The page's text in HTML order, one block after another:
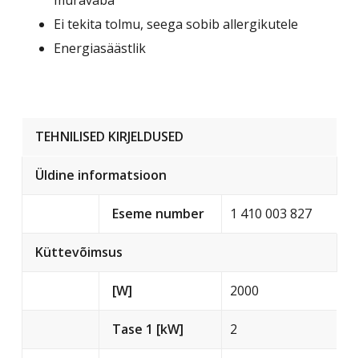
Ei tekita tolmu, seega sobib allergikutele
Energiasäästlik
TEHNILISED KIRJELDUSED
Üldine informatsioon
Eseme number 1 410 003 827
Küttevõimsus
[W] 2000
Tase 1 [kW] 2